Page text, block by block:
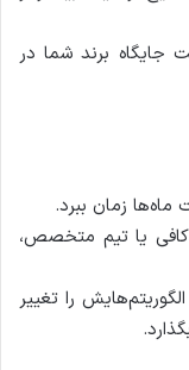
جایگاه برند شما در
زمان ببرد.
یا تیم متخصص،
را تغییر